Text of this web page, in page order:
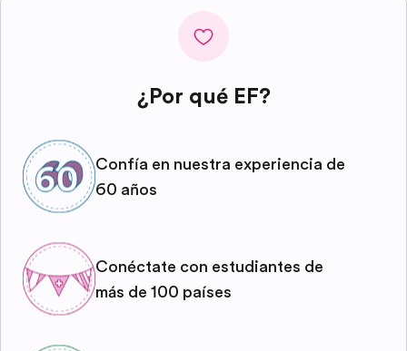
¿Por qué EF?
Confía en nuestra experiencia de
60 años
Conéctate con estudiantes de
más de 100 países